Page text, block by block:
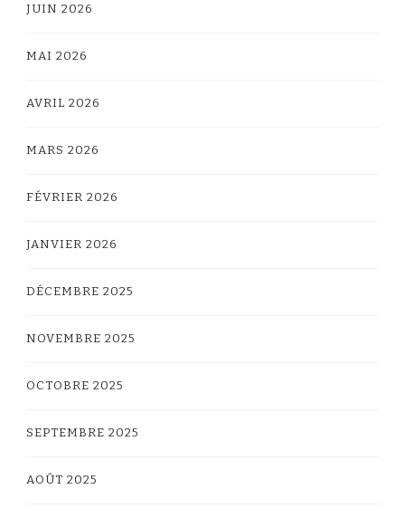
JUIN 2026
MAI 2026
AVRIL 2026
MARS 2026
FÉVRIER 2026
JANVIER 2026
DÉCEMBRE 2025
NOVEMBRE 2025
OCTOBRE 2025
SEPTEMBRE 2025
AOÛT 2025